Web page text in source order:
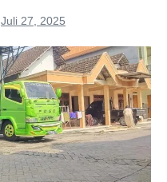
Juli 27, 2025